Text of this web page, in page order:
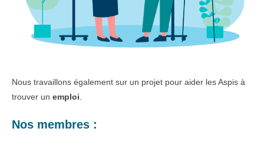
Nous travaillons également sur un projet pour aider les Aspis à
trouver un emploi
Nos membres :